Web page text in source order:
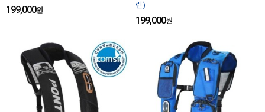
199,000원
린)
199,000원